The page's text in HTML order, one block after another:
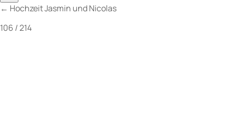
← Hochzeit Jasmin und Nicolas
106 / 214